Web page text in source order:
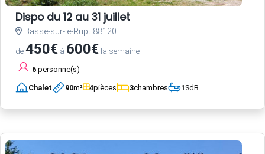
Dispo du 12 au 31 juillet
Basse-sur-le-Rupt 88120
de450€ à 600€ la semaine
6 personne(s)
Chalet 90m² 4pièces 3chambres 1SdB